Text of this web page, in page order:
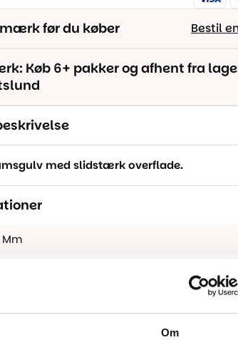
Om
mærk før du køber Bestil
Køb 6+ pakker og afhent fra
med slidstærk overflade.
Mm